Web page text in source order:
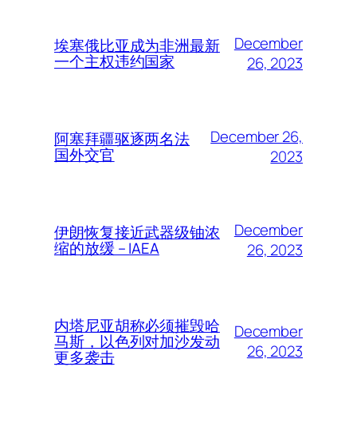
埃塞俄比亚成为非洲最新
一个主权违约国家
December
26, 2023
阿塞拜疆驱逐两名法
国外交官
December 26,
2023
伊朗恢复接近武器级铀浓
缩的放缓 – IAEA
December
26, 2023
内塔尼亚胡称必须摧毁哈
马斯，以色列对加沙发动
更多袭击
December
26, 2023